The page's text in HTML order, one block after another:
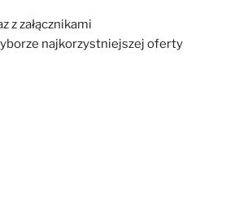
z załącznikami
najkorzystniejszej oferty